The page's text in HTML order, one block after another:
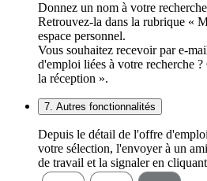
Donnez un nom à votre
Retrouvez-la dans la rubrique «
espace personnel.
Vous souhaitez recevoir par e-
d'emploi liées à votre recherche
la réception ».
7. Autres fonctionnalités
Depuis le détail de l'offre
votre sélection, l'envoyer à un
de travail et la signaler en